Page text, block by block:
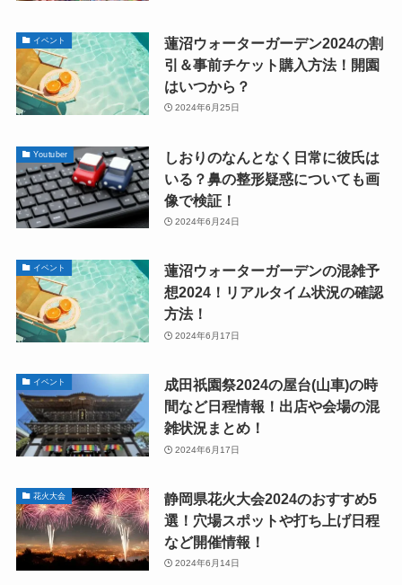
イベント
蓮沼ウォーターガーデン2024の割
引＆事前チケット購入方法！開園
はいつから？
2024年6月25日
Youtuber
しおりのなんとなく日常に彼氏は
いる？鼻の整形疑惑についても画
像で検証！
2024年6月24日
イベント
蓮沼ウォーターガーデンの混雑予
想2024！リアルタイム状況の確認
方法！
2024年6月17日
イベント
成田祇園祭2024の屋台(山車)の時
間など日程情報！出店や会場の混
雑状況まとめ！
2024年6月17日
花火大会
静岡県花火大会2024のおすすめ5
選！穴場スポットや打ち上げ日程
など開催情報！
2024年6月14日